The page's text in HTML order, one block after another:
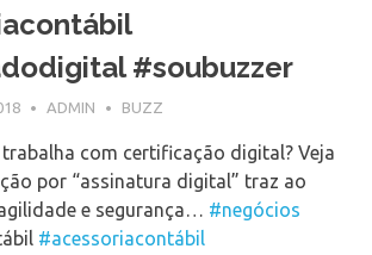
#soubuzzer
ADMIN BUZZ
trabalha com certificação digital? Veja
por “assinatura digital” traz ao
e segurança… #negócios
#acessoriacontábil